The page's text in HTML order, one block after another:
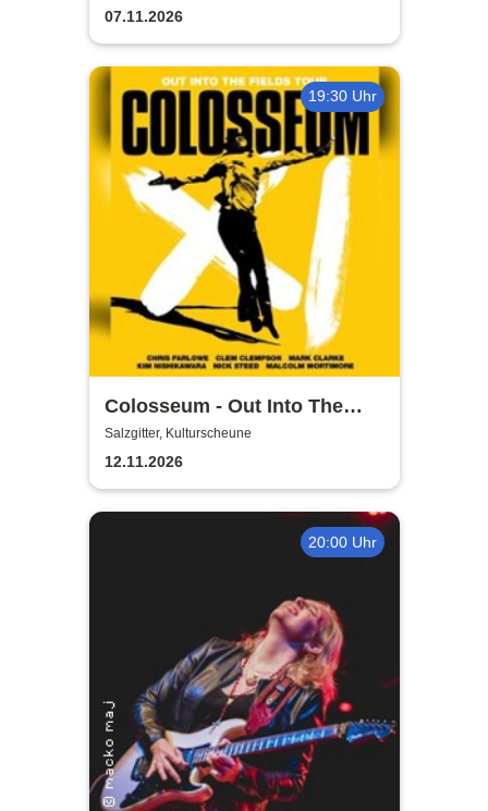
07.11.2026
19:30 Uhr
Colosseum - Out Into The
Fields
Salzgitter, Kulturscheune
12.11.2026
20:00 Uhr